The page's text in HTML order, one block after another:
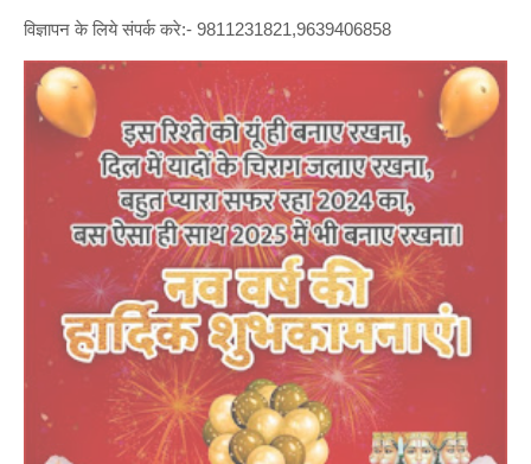
विज्ञापन के लिये संपर्क करे:- 9811231821,9639406858